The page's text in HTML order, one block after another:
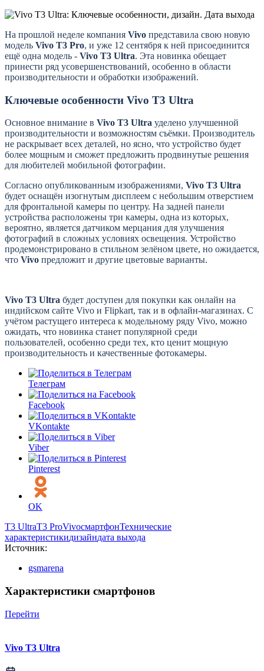
На прошлой неделе компания Vivo представила свою новую
модель Vivo T3 Pro, и уже 12 сентября к ней присоединится
ещё одна модель - Vivo T3 Ultra. Эта новинка обещает
принести ряд усовершенствований, особенно в области
производительности и обработки изображений.
Ключевые особенности Vivo T3 Ultra
Основное внимание в Vivo T3 Ultra уделено улучшенной
производительности и возможностям съёмки. Производитель
не раскрывает всех деталей, но ясно, что устройство будет
более мощным и сможет предложить продвинутые решения
для любителей мобильной фотографии.
Согласно опубликованным изображениями, Vivo T3 Ultra
будет оснащён изогнутым дисплеем с небольшим отверстием
для фронтальной камеры по центру. На задней панели
устройства расположены три камеры, одна из которых,
вероятно, является датчиком мерцания для улучшения
фотографий в сложных условиях освещения. Устройство
продемонстрировано в стильном зелёном цвете, но ожидается,
что Vivo предложит и другие цветовые варианты.
Vivo T3 Ultra будет доступен для покупки как онлайн на
индийском сайте Vivo и Flipkart, так и в офлайн-магазинах. С
учётом растущего интереса к модельному ряду Vivo, можно
ожидать, что новинка станет популярной среди
пользователей, особенно среди тех, кто ценит мощную
производительность и качественные фотокамеры.
Телеграм
Facebook
VKontakte
Viber
Pinterest
OK
T3 UltraT3 ProVivoсмартфонТехнические
характеристикидизайндата выхода
Источник:
gsmarena
Характеристики смартфонов
Перейти
Vivo T3 Ultra